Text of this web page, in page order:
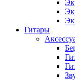
Гитары